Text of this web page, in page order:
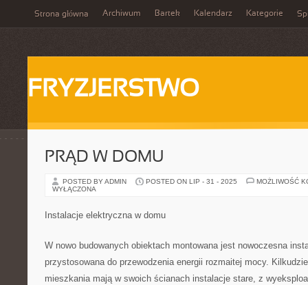
Strona główna Archiwum Bartek Kalendarz Kategorie
FRYZJERSTWO
PRĄD W DOMU
POSTED BY ADMIN POSTED ON LIP - 31 - 2025
MOŻLIWOŚĆ
WYŁĄCZONA
Instalacje elektryczna w domu
W nowo budowanych obiektach montowana jest nowoczesna
przystosowana do przewodzenia energii rozmaitej mocy.
mieszkania mają w swoich ścianach instalacje stare, z